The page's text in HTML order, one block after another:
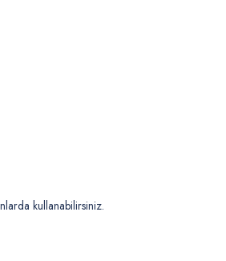
kullanabilirsiniz.